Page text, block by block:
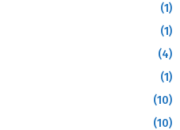
(1)
(1)
(4)
(1)
(10)
(10)